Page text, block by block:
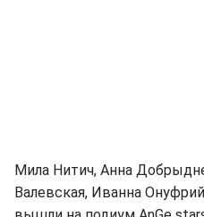
Мила Нитич, Анна
Валевская, Иванна